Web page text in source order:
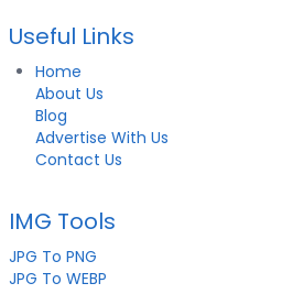
Useful Links
Home
About Us
Blog
Advertise With Us
Contact Us
IMG Tools
JPG To PNG
JPG To WEBP